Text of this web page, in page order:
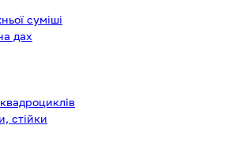
суміші
дах
стійки